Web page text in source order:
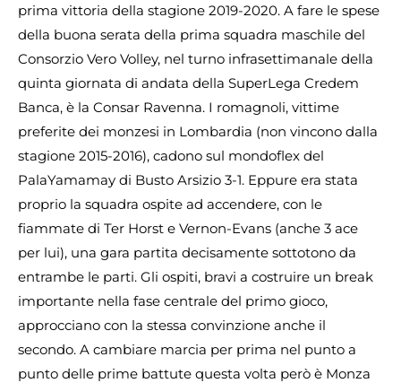
prima vittoria della stagione 2019-2020. A fare le spese
della buona serata della prima squadra maschile del
Consorzio Vero Volley, nel turno infrasettimanale della
quinta giornata di andata della SuperLega Credem
Banca, è la Consar Ravenna. I romagnoli, vittime
preferite dei monzesi in Lombardia (non vincono dalla
stagione 2015-2016), cadono sul mondoflex del
PalaYamamay di Busto Arsizio 3-1. Eppure era stata
proprio la squadra ospite ad accendere, con le
fiammate di Ter Horst e Vernon-Evans (anche 3 ace
per lui), una gara partita decisamente sottotono da
entrambe le parti. Gli ospiti, bravi a costruire un break
importante nella fase centrale del primo gioco,
approcciano con la stessa convinzione anche il
secondo. A cambiare marcia per prima nel punto a
punto delle prime battute questa volta però è Monza